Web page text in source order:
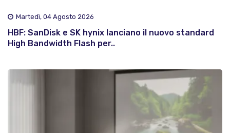
Martedì, 04 Agosto 2026
HBF: SanDisk e SK hynix lanciano il nuovo standard
High Bandwidth Flash per..